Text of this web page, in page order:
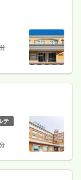
テ